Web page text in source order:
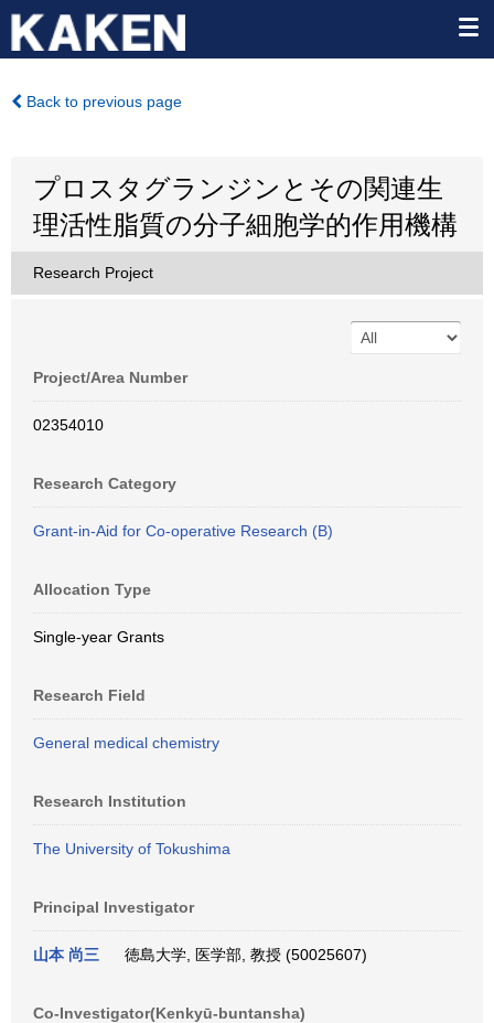
Back to previous page
プロスタグランジンとその関連生
理活性脂質の分子細胞学的作用機構
Research Project
Project/Area Number
02354010
Research Category
Grant-in-Aid for Co-operative Research (B)
Allocation Type
Single-year Grants
Research Field
General medical chemistry
Research Institution
The University of Tokushima
Principal Investigator
山本 尚三 徳島大学, 医学部, 教授 (50025607)
Co-Investigator(Kenkyū-buntansha)